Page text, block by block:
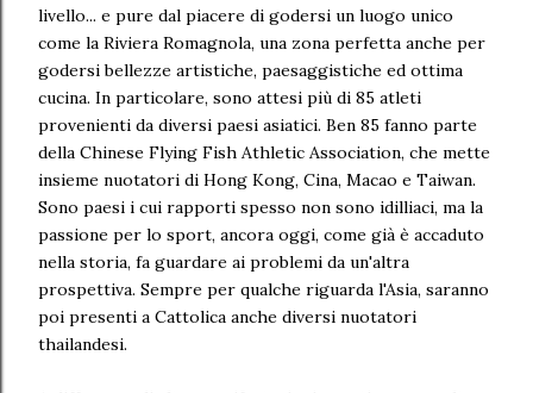
livello... e pure dal piacere di godersi un luogo unico
come la Riviera Romagnola, una zona perfetta anche per
godersi bellezze artistiche, paesaggistiche ed ottima
cucina. In particolare, sono attesi più di 85 atleti
provenienti da diversi paesi asiatici. Ben 85 fanno parte
della Chinese Flying Fish Athletic Association, che mette
insieme nuotatori di Hong Kong, Cina, Macao e Taiwan.
Sono paesi i cui rapporti spesso non sono idilliaci, ma la
passione per lo sport, ancora oggi, come già è accaduto
nella storia, fa guardare ai problemi da un'altra
prospettiva. Sempre per qualche riguarda l'Asia, saranno
poi presenti a Cattolica anche diversi nuotatori
thailandesi.